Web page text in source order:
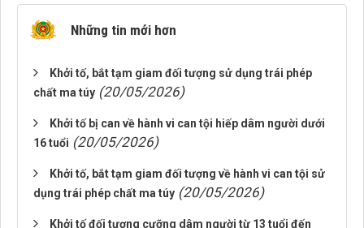
Những tin mới hơn
Khởi tố, bắt tạm giam đối tượng sử dụng trái phép
chất ma túy (20/05/2026)
Khởi tố bị can về hành vi can tội hiếp dâm người dưới
16 tuổi (20/05/2026)
Khởi tố, bắt tạm giam đối tượng về hành vi can tội sử
dụng trái phép chất ma túy (20/05/2026)
Khởi tố đối tượng cưỡng dâm người từ 13 tuổi đến